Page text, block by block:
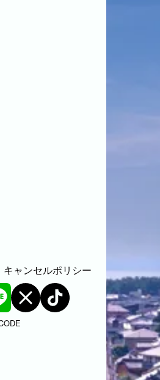
キャンセルポリシー